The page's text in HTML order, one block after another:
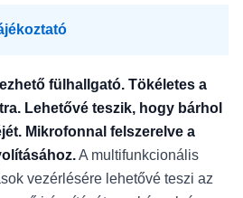
fülhallgató. Tökéletes a
Lehetővé teszik, hogy bárhol
Mikrofonnal felszerelve a
A multifunkcionális
vezérlésére lehetővé teszi az